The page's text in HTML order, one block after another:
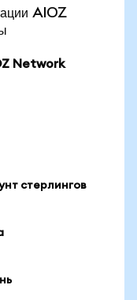
AIOZ
Network
стерлингов